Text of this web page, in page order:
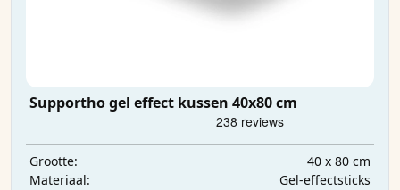
Supportho gel effect kussen 40x80 cm
Grootte:
40 x 80 cm
Materiaal:
Gel-effectsticks